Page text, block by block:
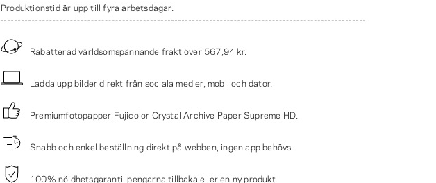
Produktionstid är upp till fyra arbetsdagar.
Rabatterad världsomspännande frakt över 567,94 kr.
Ladda upp bilder direkt från sociala medier, mobil och dator.
Premiumfotopapper Fujicolor Crystal Archive Paper Supreme HD.
Snabb och enkel beställning direkt på webben, ingen app behövs.
100% nöjdhetsgaranti, pengarna tillbaka eller en ny produkt.